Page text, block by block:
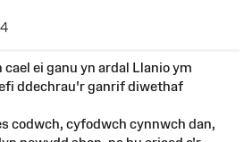
ei ganu yn ardal Llanio ym
ddechrau'r ganrif diwethaf
codwch, cyfodwch cynnwch dan,